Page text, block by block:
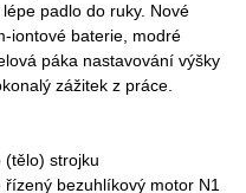
padlo do ruky. Nové
iontové baterie, modré
páka nastavování výšky
zážitek z práce.
(tělo) strojku
bezuhlíkový motor N1